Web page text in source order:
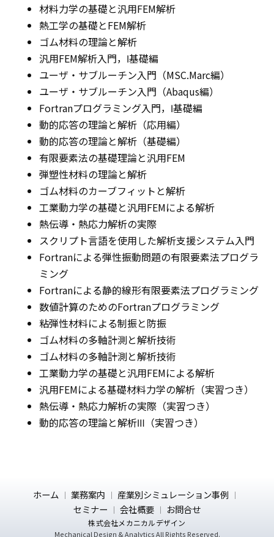
材料力学の基礎と汎用FEM解析
熱工学の基礎とFEM解析
ゴム材料の理論と解析
汎用FEM解析入門，Ⅰ基礎編
ユーザ・サブルーチン入門（MSC.Marc編）
ユーザ・サブルーチン入門（Abaqus編）
Fortranプログラミング入門，Ⅰ基礎編
動的応答の理論と解析（応用編）
動的応答の理論と解析（基礎編）
有限要素法の基礎理論と汎用FEM
弾塑性材料の理論と解析
ゴム材料のカーブフィットと解析
工業動力学の基礎と汎用FEMによる解析
熱伝導・熱応力解析の実際
スクリプト言語を使用した解析支援システム入門
Fortranによる弾性振動問題の有限要素法プログラ
ミング
Fortranによる静的線形有限要素法プログラミング
数値計算のためのFortranプログラミング
粘弾性材料による制振と防振
ゴム材料の多軸計測と解析技術
ゴム材料の多軸計測と解析技術
工業動力学の基礎と汎用FEMによる解析
汎用FEMによる基礎材料力学の解析（実習つき）
熱伝導・熱応力解析の実際（実習つき）
動的応答の理論と解析Ⅲ（実習つき）
ホーム 業務案内
産業別シミュレーション事例
セミナー
会社概要 お問合せ
株式会社メカニカルデザイン
Mechanical Design & Analytics All Rights Reserved.